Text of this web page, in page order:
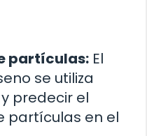
partículas: El
se utiliza
predecir el
partículas en el